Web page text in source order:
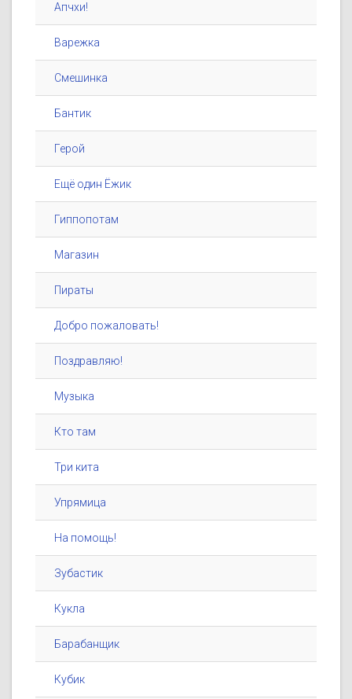
Апчхи!
Варежка
Смешинка
Бантик
Герой
Ещё один Ёжик
Гиппопотам
Магазин
Пираты
Добро пожаловать!
Поздравляю!
Музыка
Кто там
Три кита
Упрямица
На помощь!
Зубастик
Кукла
Барабанщик
Кубик